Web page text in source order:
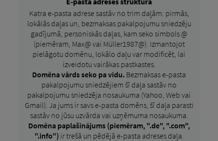
Katra e-pasta adrese sastāv no trim daļām: pirmās,
lokālās daļas un, bezmaksas pakalpojumu sniedzēju
gadījumā, personiskās daļas, kam seko simbols @
(piemēram, Max@ vai Müller1987@). Izmantojot
pielāgotu domēnu, lokālo daļu var modificēt, lai
izveidotu vairākas pastkastes.
Domēna vārds seko pa vidu. Bezmaksas e-pasta
pakalpojumu sniedzējiem šī daļa sastāv no
pakalpojumu sniedzēja nosaukuma (Yahoo, Web vai
Gmail). Ja jums ir savs e-pasta domēns, šī daļa parasti
sastāv no jūsu uzvārda vai uzņēmuma nosaukuma.
Domēna paplašinājums (piemēram, ".de", ".com",
".info") ir trešā un pēdējā e-pasta adreses daļa.